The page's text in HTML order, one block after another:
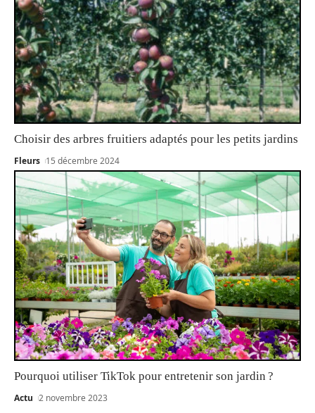
Choisir des arbres fruitiers adaptés pour les petits jardins
Fleurs 15 décembre 2024
Pourquoi utiliser TikTok pour entretenir son jardin ?
Actu 2 novembre 2023